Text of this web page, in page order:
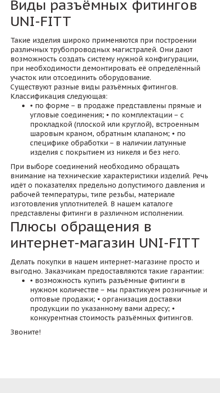
Виды разъёмных фитингов
UNI-FITT
Такие изделия широко применяются при построении
различных трубопроводных магистралей. Они дают
возможность создать систему нужной конфигурации,
при необходимости демонтировать её определённый
участок или отсоединить оборудование.
Существуют разные виды разъёмных фитингов.
Классификация следующая:
• по форме − в продаже представлены прямые и
угловые соединения; • по комплектации − с
прокладкой (плоской или круглой), встроенным
шаровым краном, обратным клапаном; • по
специфике обработки − в наличии латунные
изделия с покрытием из никеля и без него.
При выборе соединений необходимо обращать
внимание на технические характеристики изделий. Речь
идёт о показателях предельно допустимого давления и
рабочей температуры, типе резьбы, материале
изготовления уплотнителей. В нашем каталоге
представлены фитинги в различном исполнении.
Плюсы обращения в
интернет-магазин UNI-FITT
Делать покупки в нашем интернет-магазине просто и
выгодно. Заказчикам предоставляются такие гарантии:
• возможность купить разъёмные фитинги в
нужном количестве − мы практикуем розничные и
оптовые продажи; • организация доставки
продукции по указанному вами адресу; •
конкурентная стоимость разъёмных фитингов.
Звоните!